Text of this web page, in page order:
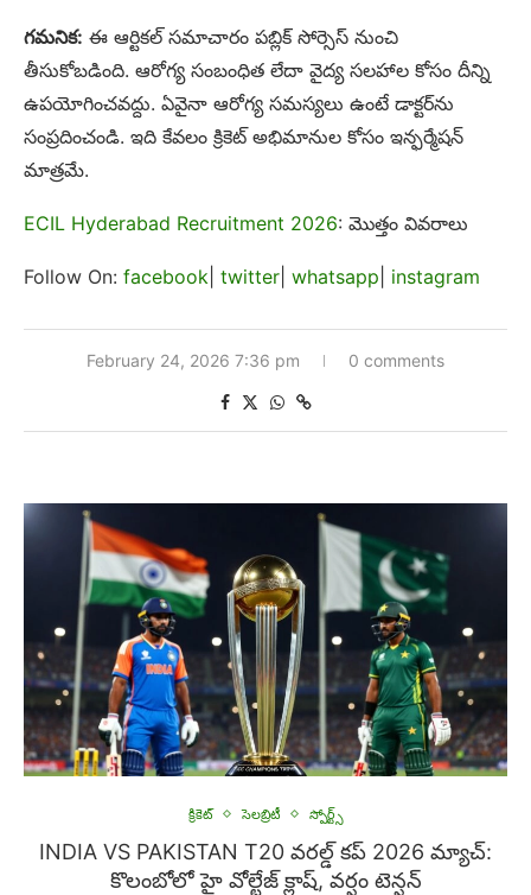
గమనిక: ఈ ఆర్టికల్ సమాచారం పబ్లిక్ సోర్సెస్ నుంచి
తీసుకోబడింది. ఆరోగ్య సంబంధిత లేదా వైద్య సలహాల కోసం దీన్ని
ఉపయోగించవద్దు. ఏవైనా ఆరోగ్య సమస్యలు ఉంటే డాక్టర్‌ను
సంప్రదించండి. ఇది కేవలం క్రికెట్ అభిమానుల కోసం ఇన్ఫర్మేషన్
మాత్రమే.
ECIL Hyderabad Recruitment 2026: మొత్తం వివరాలు
Follow On: facebook twitter whatsapp instagram
February 24, 2026 7:36 pm 0 comments
క్రికెట్ సెలబ్రిటీ స్పోర్ట్స్
INDIA VS PAKISTAN T20 వరల్డ్ కప్ 2026 మ్యాచ్:
కొలంబోలో హై వోల్టేజ్ క్లాష్, వర్షం టెన్షన్